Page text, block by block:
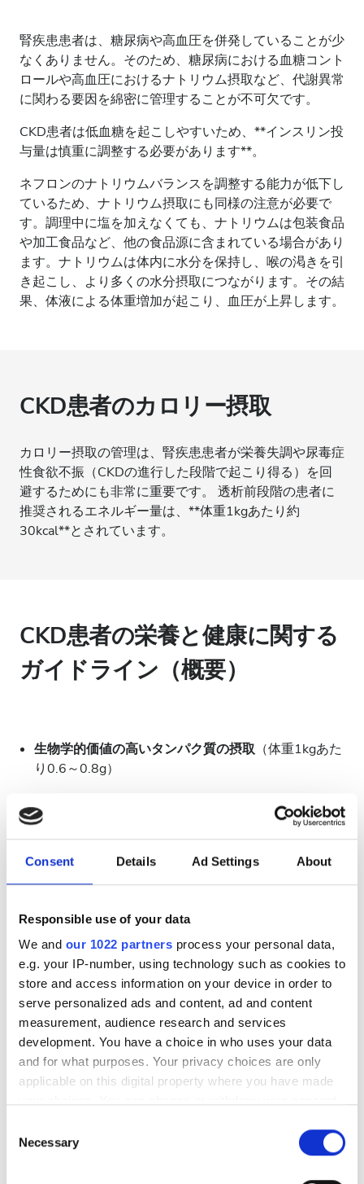
Consent Details Ad Settings About
Responsible use of your data
We and our 1022 partners process your personal data,
e.g. your IP-number, using technology such as cookies to
store and access information on your device in order to
serve personalized ads and content, ad and content
measurement, audience research and services
development. You have a choice in who uses your data
and for what purposes. Your privacy choices are only
applicable on this digital property where you have made
the Privacy trigger icon.
Selection
Necessary
腎疾患患者は、糖尿病や高血圧を併発していることが少
なくありません。そのため、糖尿病における血糖コント
ロールや高血圧におけるナトリウム摂取など、代謝異常
に関わる要因を綿密に管理することが不可欠です。
CKD患者は低血糖を起こしやすいため、**インスリン投
与量は慎重に調整する必要があります**。
ネフロンのナトリウムバランスを調整する能力が低下し
ているため、ナトリウム摂取にも同様の注意が必要で
す。調理中に塩を加えなくても、ナトリウムは包装食品
や加工食品など、他の食品源に含まれている場合があり
ます。ナトリウムは体内に水分を保持し、喉の渇きを引
き起こし、より多くの水分摂取につながります。その結
果、体液による体重増加が起こり、血圧が上昇します。
CKD患者のカロリー摂取
カロリー摂取の管理は、腎疾患患者が栄養失調や尿毒症
性食欲不振（CKDの進行した段階で起こり得る）を回
避するためにも非常に重要です。 透析前段階の患者に
推奨されるエネルギー量は、**体重1kgあたり約
30kcal**とされています。
CKD患者の栄養と健康に関する
ガイドライン（概要）
生物学的価値の高いタンパク質の摂取（体重1kgあた
り0.6～0.8g）
患者には、ファストフードなどの**添加物や保存料を
含む食品を避けること**、および臨床状態に合わせた
地中海式食事法を取り入れることが推奨されます。
は非常に重要であ
び動物性のリン源を適切に選択することでも達成で
きます。
提案されているリン摂取量は**1日あたり1000mg**
です。
CKDの食事は、腎障害の主な原因、NKFの国際的な
栄養ガイドライン、患者の社会経済的状況を考慮し
て**個別化されなければなりません**。
除脂肪体重指数など、各CKD患者の栄養状態を評価
するための**具体的な指標が存在**し、腎臓専門医、
内分泌専門医、専門的な管理栄養士による継続的な
フォローアップの重要性が示されています。